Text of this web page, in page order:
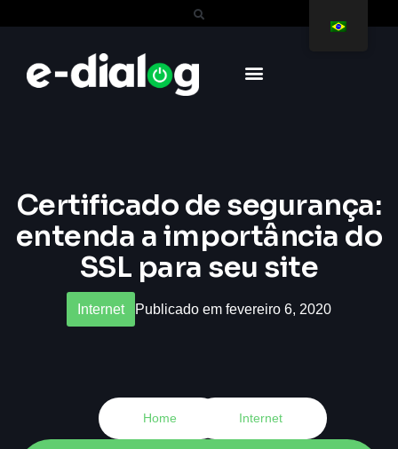
Certificado de segurança:
entenda a importância do
SSL para seu site
Internet Publicado em fevereiro 6, 2020
Home Internet